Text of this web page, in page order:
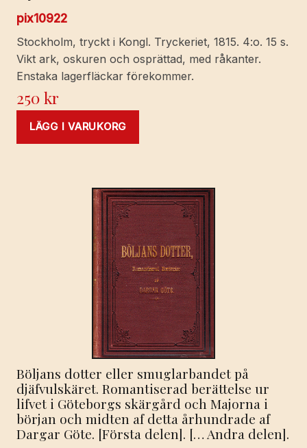
pix10922
Stockholm, tryckt i Kongl. Tryckeriet, 1815. 4:o. 15 s.
Vikt ark, oskuren och osprättad, med råkanter.
Enstaka lagerfläckar förekommer.
250kr
LÄGG I VARUKORG
Böljans dotter eller smuglarbandet på
djäfvulskäret. Romantiserad berättelse ur
lifvet i Göteborgs skärgård och Majorna i
början och midten af detta århundrade af
Dargar Göte. [Första delen]. [… Andra delen].